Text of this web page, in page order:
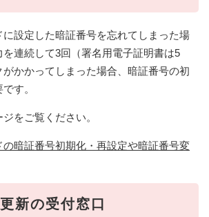
設定した暗証番号を忘れてしまった場
連続して3回（署名用電子証明書は5
かかってしまった場合、暗証番号の初
す。
をご覧ください。
暗証番号初期化・再設定や暗証番号変
新の受付窓口